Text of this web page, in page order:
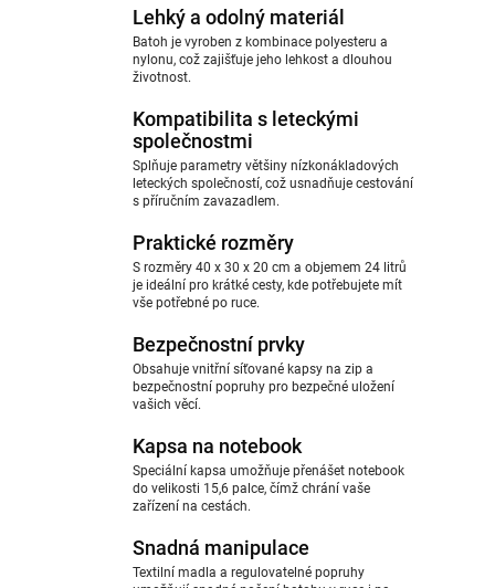
Lehký a odolný materiál
Batoh je vyroben z kombinace polyesteru a
nylonu, což zajišťuje jeho lehkost a dlouhou
životnost.
Kompatibilita s leteckými
společnostmi
Splňuje parametry většiny nízkonákladových
leteckých společností, což usnadňuje cestování
s příručním zavazadlem.
Praktické rozměry
S rozměry 40 x 30 x 20 cm a objemem 24 litrů
je ideální pro krátké cesty, kde potřebujete mít
vše potřebné po ruce.
Bezpečnostní prvky
Obsahuje vnitřní síťované kapsy na zip a
bezpečnostní popruhy pro bezpečné uložení
vašich věcí.
Kapsa na notebook
Speciální kapsa umožňuje přenášet notebook
do velikosti 15,6 palce, čímž chrání vaše
zařízení na cestách.
Snadná manipulace
Textilní madla a regulovatelné popruhy